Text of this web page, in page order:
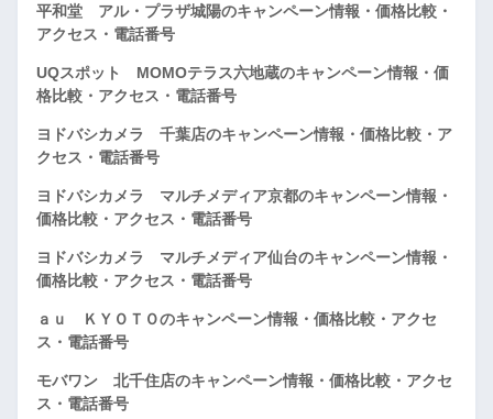
平和堂 アル・プラザ城陽のキャンペーン情報・価格比較・
アクセス・電話番号
UQスポット MOMOテラス六地蔵のキャンペーン情報・価
格比較・アクセス・電話番号
ヨドバシカメラ 千葉店のキャンペーン情報・価格比較・ア
クセス・電話番号
ヨドバシカメラ マルチメディア京都のキャンペーン情報・
価格比較・アクセス・電話番号
ヨドバシカメラ マルチメディア仙台のキャンペーン情報・
価格比較・アクセス・電話番号
ａｕ ＫＹＯＴＯのキャンペーン情報・価格比較・アクセ
ス・電話番号
モバワン 北千住店のキャンペーン情報・価格比較・アクセ
ス・電話番号